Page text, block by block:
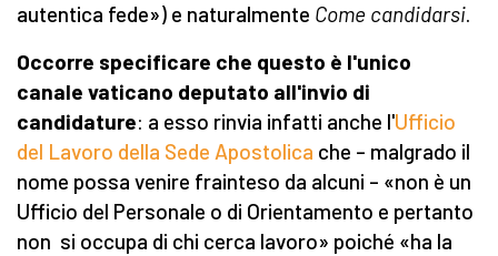
autentica fede») e naturalmente Come candidarsi.
Occorre specificare che questo è l'unico
canale vaticano deputato all'invio di
candidature: a esso rinvia infatti anche l'Ufficio
del Lavoro della Sede Apostolica che – malgrado il
nome possa venire frainteso da alcuni – «non è un
Ufficio del Personale o di Orientamento e pertanto
non si occupa di chi cerca lavoro» poiché «ha la